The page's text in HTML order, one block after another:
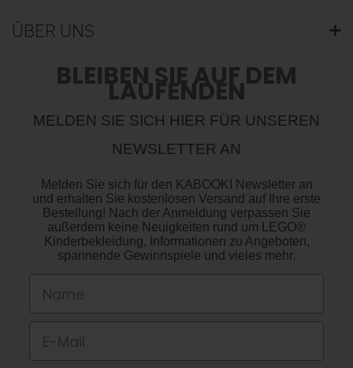
GRÖSSENBERATUNG
VERSAND UND LIEFERUNG
WARENÜCKSENDUNG
GEWÄHRLEISTUNG
PRODUKTINFORMATIONEN
ÜBER UNS
UNSERE GESCHICHTE
VERANTWORTUNG
ZERTIFIZIERUNGEN UND KONTROLLEN
BLEIBEN SIE AUF DEM
LAUFENDEN
MELDEN SIE SICH HIER FÜR UNSEREN
NEWSLETTER AN
Melden Sie sich für den KABOOKI Newsletter an
und erhalten Sie kostenlosen Versand auf Ihre erste
Bestellung! Nach der Anmeldung verpassen Sie
außerdem keine Neuigkeiten rund um LEGO®
Kinderbekleidung, Informationen zu Angeboten,
spannende Gewinnspiele und vieles mehr.